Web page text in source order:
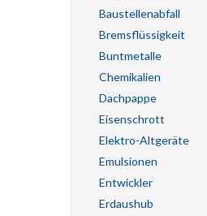
Baustellenabfall
Bremsflüssigkeit
Buntmetalle
Chemikalien
Dachpappe
Eisenschrott
Elektro-Altgeräte
Emulsionen
Entwickler
Erdaushub